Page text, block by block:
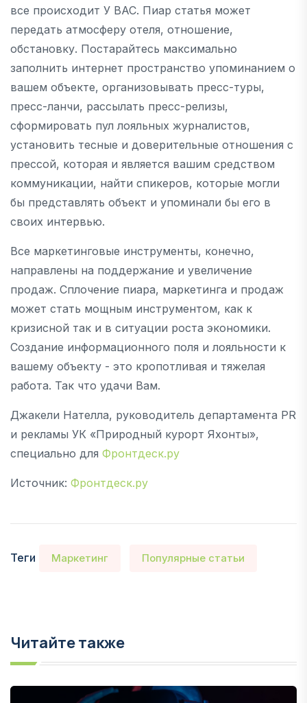
все происходит У ВАС. Пиар статья может
передать атмосферу отеля, отношение,
обстановку. Постарайтесь максимально
заполнить интернет пространство упоминанием о
вашем объекте, организовывать пресс-туры,
пресс-ланчи, рассылать пресс-релизы,
сформировать пул лояльных журналистов,
установить тесные и доверительные отношения с
прессой, которая и является вашим средством
коммуникации, найти спикеров, которые могли
бы представлять объект и упоминали бы его в
своих интервью.
Все маркетинговые инструменты, конечно,
направлены на поддержание и увеличение
продаж. Сплочение пиара, маркетинга и продаж
может стать мощным инструментом, как к
кризисной так и в ситуации роста экономики.
Создание информационного поля и лояльности к
вашему объекту - это кропотливая и тяжелая
работа. Так что удачи Вам.
Джакели Нателла, руководитель департамента PR
и рекламы УК «Природный курорт Яхонты»,
специально для Фронтдеск.ру
Источник: Фронтдеск.ру
Теги Маркетинг Популярные статьи
Читайте также